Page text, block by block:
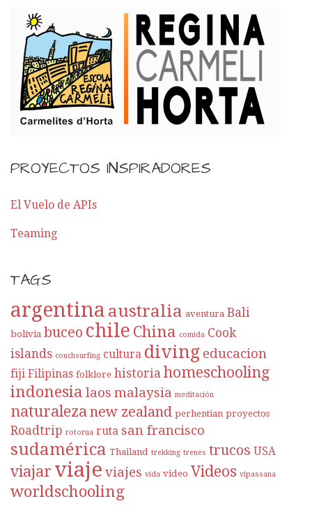
PROYECTOS INSPIRADORES
El Vuelo de APIs
Teaming
TAGS
argentina australia aventura Bali
bolivia buceo chile China comida Cook
islands couchsurfing cultura diving educacion
fiji Filipinas folklore historia homeschooling
indonesia laos malaysia meditación
naturaleza new zealand perhentian proyectos
Roadtrip rotorua ruta san francisco
sudamérica Thailand trekking trenes trucos USA
viajar viaje viajes vida video Videos vipassana
worldschooling